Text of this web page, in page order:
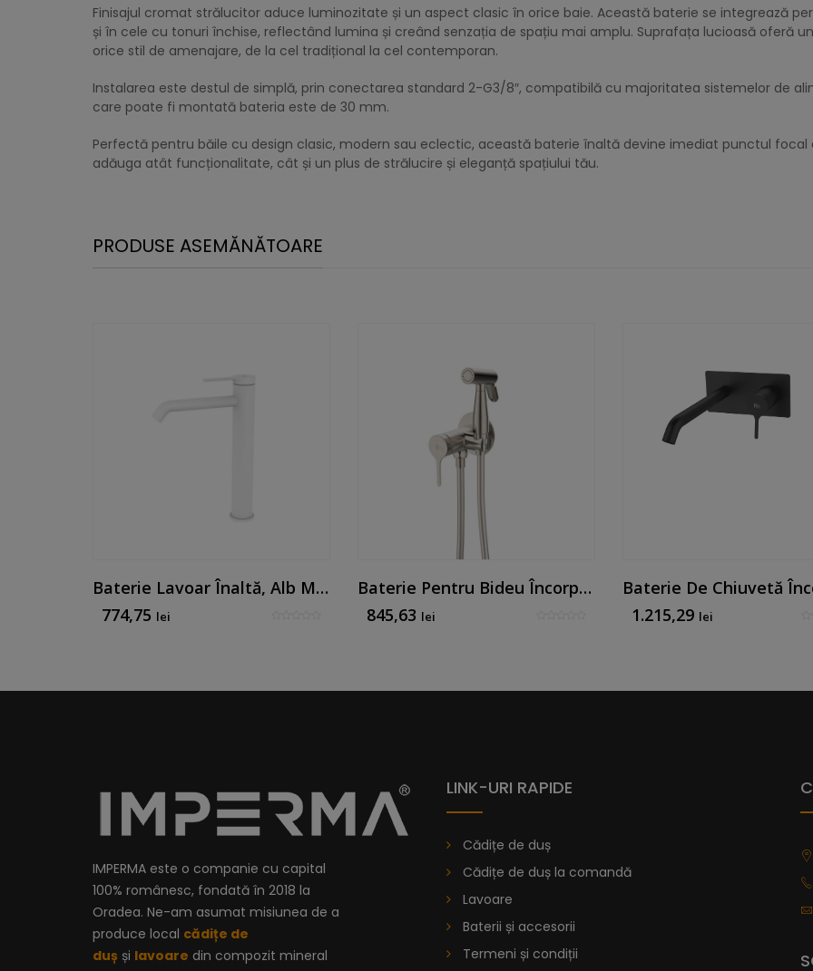
Finisajul cromat strălucitor aduce luminozitate și un aspect clasic în orice baie. Această baterie se integrează
și în cele cu tonuri închise, reflectând lumina și creând senzația de spațiu mai amplu. Suprafața lucioasă oferă
orice stil de amenajare, de la cel tradițional la cel contemporan.
Instalarea este destul de simplă, prin conectarea standard 2-G3/8″, compatibilă cu majoritatea sistemelor de
care poate fi montată bateria este de 30 mm.
Perfectă pentru băile cu design clasic, modern sau eclectic, această baterie înaltă devine imediat punctul
adăuga atât funcționalitate, cât și un plus de strălucire și eleganță spațiului tău.
PRODUSE ASEMĂNĂTOARE
Baterie Lavoar Înaltă, Alb Mat
774,75 lei
Baterie Pentru Bideu Încorporată Nichel Periat
845,63 lei 1.215,29 lei
IMPERMA este o companie cu capital
100% românesc, fondată în 2018 la
Oradea. Ne-am asumat misiunea de a
produce local cădițe de
duș și lavoare din compozit mineral
LINK-URI RAPIDE
Cădițe de duș
Cădițe de duș la comandă
Lavoare
Baterii și accesorii
Termeni și condiții